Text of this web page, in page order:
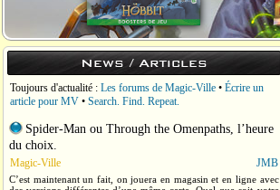
News / Articles
Toujours d'actualité : Les forums de Magic-Ville • Écrire un
article pour MV • Search. Find. Repeat.
Spider-Man ou Through the Omenpaths, l’heure
du choix.
Magic-Ville JMB
C’est maintenant un fait, on jouera en magasin et en ligne avec